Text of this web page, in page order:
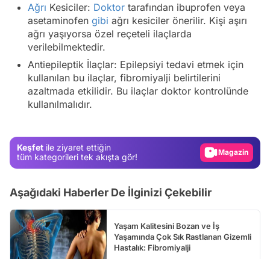
Ağrı Kesiciler: Doktor tarafından ibuprofen veya
asetaminofen gibi ağrı kesiciler önerilir. Kişi aşırı
ağrı yaşıyorsa özel reçeteli ilaçlarda
verilebilmektedir.
Antiepileptik İlaçlar: Epilepsiyi tedavi etmek için
kullanılan bu ilaçlar, fibromiyalji belirtilerini
azaltmada etkilidir. Bu ilaçlar doktor kontrolünde
kullanılmalıdır.
Keşfet ile ziyaret ettiğin
tüm kategorileri tek akışta gör!
Video
Magazin
Aşağıdaki Haberler De İlginizi Çekebilir
Yaşam Kalitesini Bozan ve İş
Yaşamında Çok Sık Rastlanan Gizemli
Hastalık: Fibromiyalji